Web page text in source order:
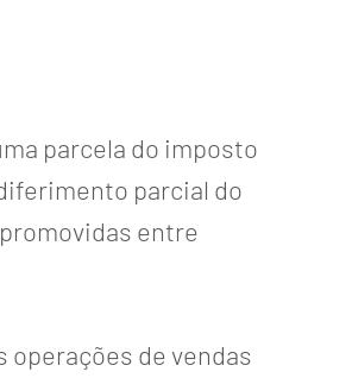
parcela do imposto
parcial do
entre
operações de vendas